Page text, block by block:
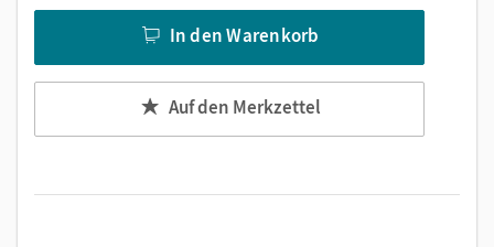
Suchen im Text
Zoomen
In den Warenkorb
Auf den Merkzettel